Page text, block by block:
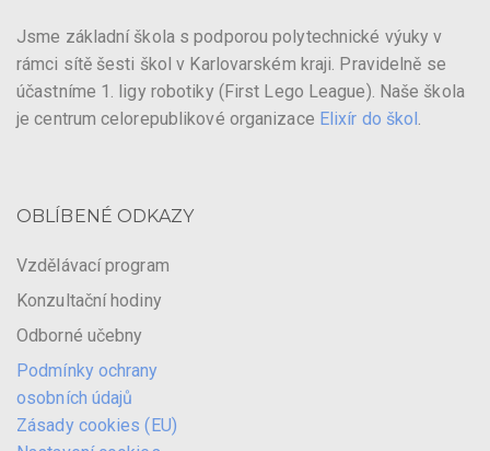
Jsme základní škola s podporou polytechnické výuky v
rámci sítě šesti škol v Karlovarském kraji. Pravidelně se
účastníme 1. ligy robotiky (First Lego League). Naše škola
je centrum celorepublikové organizace Elixír do škol.
OBLÍBENÉ ODKAZY
Vzdělávací program
Konzultační hodiny
Odborné učebny
Podmínky ochrany
osobních údajů
Zásady cookies (EU)